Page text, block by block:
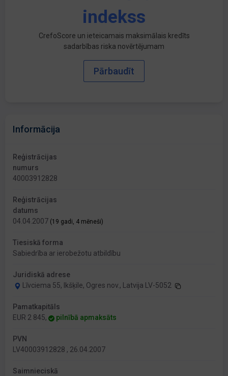
indekss
CrefoScore un ieteicamais maksimālais kredīts
sadarbības riska novērtējumam
Pārbaudīt
Informācija
Reģistrācijas
numurs
40003912828
Reģistrācijas
datums
04.04.2007 (19 gadi, 4 mēneši)
Tiesiskā forma
Sabiedrība ar ierobežotu atbildību
Juridiskā adrese
Līvciema 55, Ikšķile, Ogres nov., Latvija LV-5052
Pamatkapitāls
EUR 2 845,
pilnībā apmaksāts
PVN
LV40003912828 , 26.04.2007
Saimnieciskā